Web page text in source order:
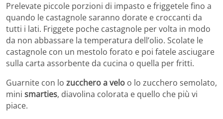
Prelevate piccole porzioni di impasto e friggetele fino a
quando le castagnole saranno dorate e croccanti da
tutti i lati. Friggete poche castagnole per volta in modo
da non abbassare la temperatura dell’olio. Scolate le
castagnole con un mestolo forato e poi fatele asciugare
sulla carta assorbente da cucina o quella per fritti.
Guarnite con lo zucchero a velo o lo zucchero semolato,
mini smarties, diavolina colorata e quello che più vi
piace.